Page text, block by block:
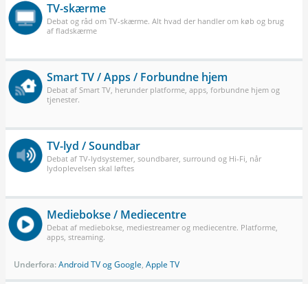
TV-skærme
Debat og råd om TV-skærme. Alt hvad der handler om køb og brug
af fladskærme
Smart TV / Apps / Forbundne hjem
Debat af Smart TV, herunder platforme, apps, forbundne hjem og
tjenester.
TV-lyd / Soundbar
Debat af TV-lydsystemer, soundbarer, surround og Hi-Fi, når
lydoplevelsen skal løftes
Mediebokse / Mediecentre
Debat af mediebokse, mediestreamer og mediecentre. Platforme,
apps, streaming.
Underfora:Android TV og Google, Apple TV